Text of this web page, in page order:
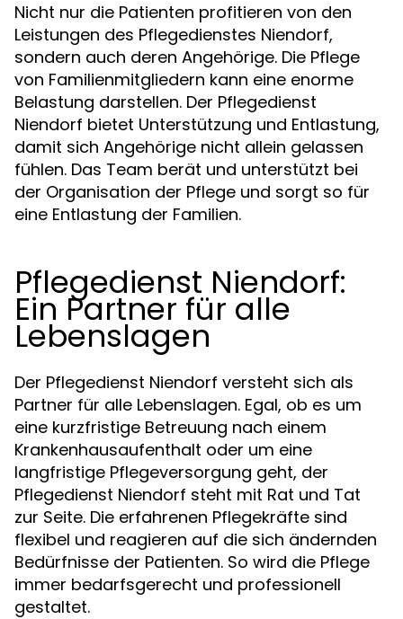
Nicht nur die Patienten profitieren von den
Leistungen des Pflegedienstes Niendorf,
sondern auch deren Angehörige. Die Pflege
von Familienmitgliedern kann eine enorme
Belastung darstellen. Der Pflegedienst
Niendorf bietet Unterstützung und Entlastung,
damit sich Angehörige nicht allein gelassen
fühlen. Das Team berät und unterstützt bei
der Organisation der Pflege und sorgt so für
eine Entlastung der Familien.
Pflegedienst Niendorf:
Ein Partner für alle
Lebenslagen
Der Pflegedienst Niendorf versteht sich als
Partner für alle Lebenslagen. Egal, ob es um
eine kurzfristige Betreuung nach einem
Krankenhausaufenthalt oder um eine
langfristige Pflegeversorgung geht, der
Pflegedienst Niendorf steht mit Rat und Tat
zur Seite. Die erfahrenen Pflegekräfte sind
flexibel und reagieren auf die sich ändernden
Bedürfnisse der Patienten. So wird die Pflege
immer bedarfsgerecht und professionell
gestaltet.